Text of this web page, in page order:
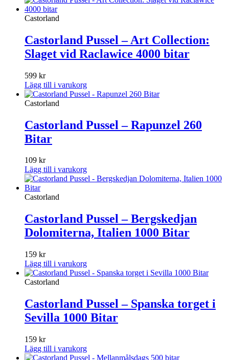
Castorland
Castorland Pussel – Art Collection:
Slaget vid Raclawice 4000 bitar
599 kr
Lägg till i varukorg
Castorland
Castorland Pussel – Rapunzel 260
Bitar
109 kr
Lägg till i varukorg
Castorland
Castorland Pussel – Bergskedjan
Dolomiterna, Italien 1000 Bitar
159 kr
Lägg till i varukorg
Castorland
Castorland Pussel – Spanska torget i
Sevilla 1000 Bitar
159 kr
Lägg till i varukorg